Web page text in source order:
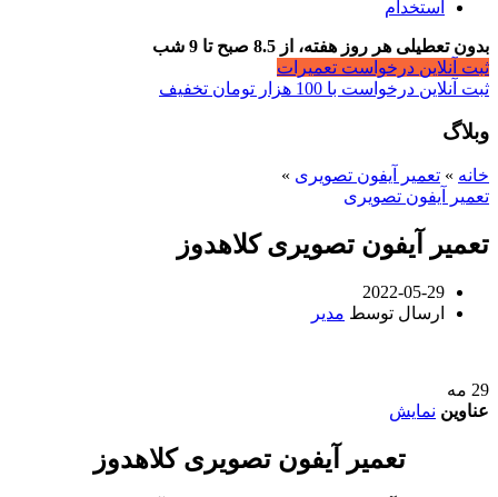
استخدام
بدون تعطیلی هر روز هفته، از 8.5 صبح تا 9 شب
ثبت آنلاین درخواست تعمیرات
ثبت آنلاین درخواست با 100 هزار تومان تخفیف
وبلاگ
خانه » تعمیر آیفون تصویری »
تعمیر آیفون تصویری
تعمیر آیفون تصویری کلاهدوز
2022-05-29
ارسال توسط مدیر
29 مه
عناوین نمایش
تعمیر آیفون تصویری کلاهدوز